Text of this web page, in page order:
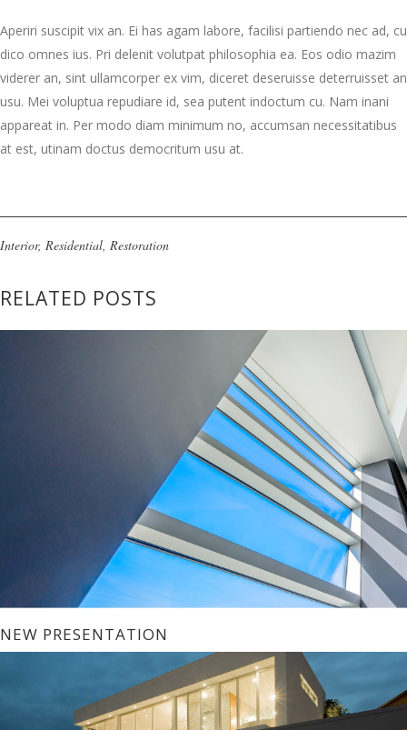
Aperiri suscipit vix an. Ei has agam labore, facilisi partiendo nec ad, cu
dico omnes ius. Pri delenit volutpat philosophia ea. Eos odio mazim
viderer an, sint ullamcorper ex vim, diceret deseruisse deterruisset an
usu. Mei voluptua repudiare id, sea putent indoctum cu. Nam inani
appareat in. Per modo diam minimum no, accumsan necessitatibus
at est, utinam doctus democritum usu at.
Interior, Residential, Restoration
RELATED POSTS
NEW PRESENTATION